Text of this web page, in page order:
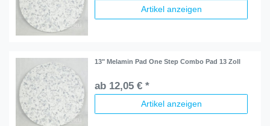
Artikel anzeigen
13" Melamin Pad One Step Combo Pad 13 Zoll
ab 12,05 € *
Artikel anzeigen